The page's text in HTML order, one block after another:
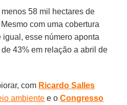
58 mil hectares de
com uma cobertura
esse número aponta
43% em relação a abril de
com Ricardo Salles
ambiente e oCongresso